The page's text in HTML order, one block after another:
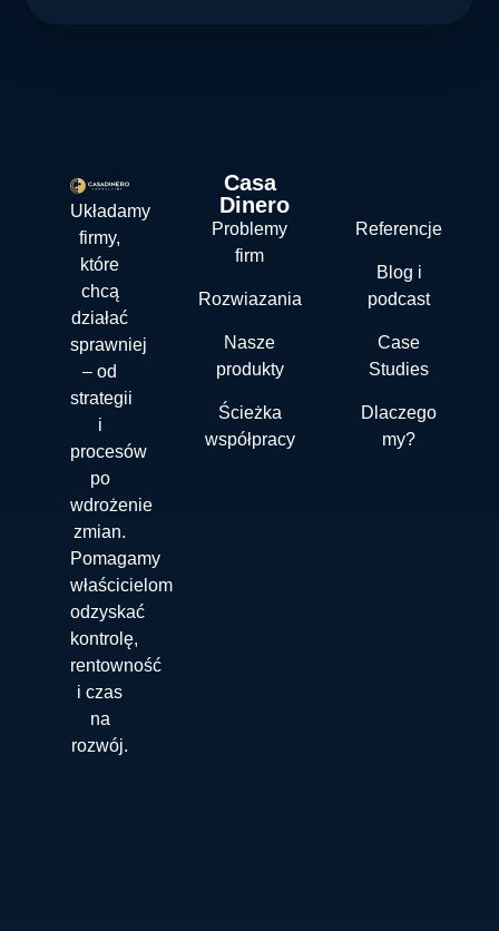
Układamy
firmy,
które
chcą
działać
sprawniej
– od
strategii
i
procesów
po
wdrożenie
zmian.
Pomagamy
właścicielom
odzyskać
kontrolę,
rentowność
i czas
na
rozwój.
Casa
Dinero
Problemy
firm
Rozwiazania
Nasze
produkty
Ścieżka
współpracy
Referencje
Blog i
podcast
Case
Studies
Dlaczego
my?